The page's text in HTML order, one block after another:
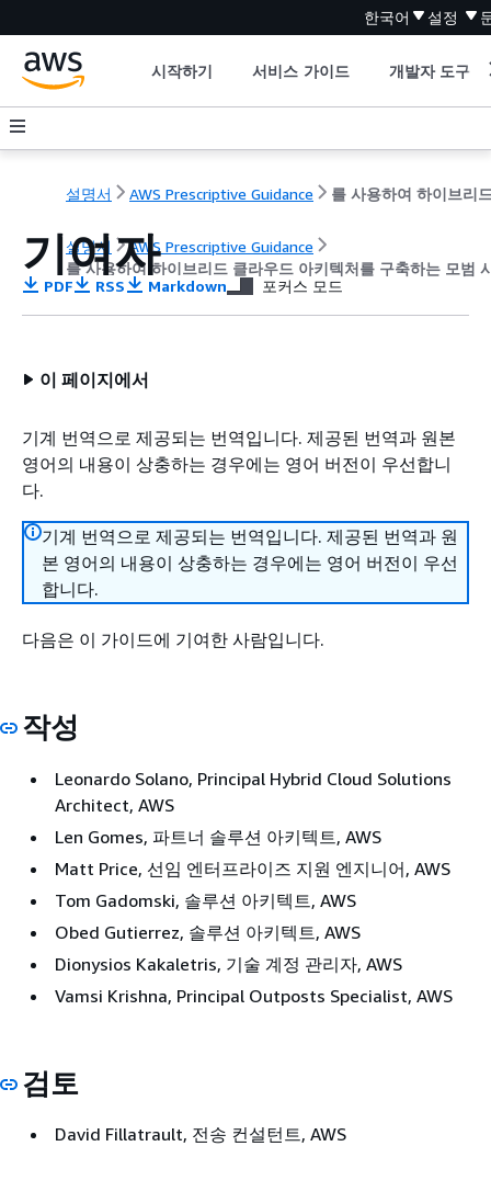
한국어 설정
시작하기 서비스 가이드 개발자 도구
설명서 AWS Prescriptive Guidance
설명서
AWS Prescriptive Guidance
를 사용하여 하이브리드 클라우드 아키텍처를 구축하는 모범
기여자
PDF RSS Markdown 포커스 모드
이 페이지에서
기계 번역으로 제공되는 번역입니다. 제공된 번역과 원본
영어의 내용이 상충하는 경우에는 영어 버전이 우선합니
다.
기계 번역으로 제공되는 번역입니다. 제공된 번역과 원
본 영어의 내용이 상충하는 경우에는 영어 버전이 우선
합니다.
다음은 이 가이드에 기여한 사람입니다.
작성
Leonardo Solano, Principal Hybrid Cloud Solutions
Architect, AWS
Len Gomes, 파트너 솔루션 아키텍트, AWS
Matt Price, 선임 엔터프라이즈 지원 엔지니어, AWS
Tom Gadomski, 솔루션 아키텍트, AWS
Obed Gutierrez, 솔루션 아키텍트, AWS
Dionysios Kakaletris, 기술 계정 관리자, AWS
Vamsi Krishna, Principal Outposts Specialist, AWS
검토
David Fillatrault, 전송 컨설턴트, AWS